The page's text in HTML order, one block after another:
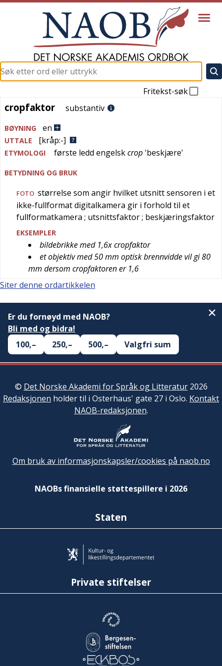
Fritekst-søk
cropfaktor
cropfaktor substantiv
BØYNING en
UTTALE [kråp:-]
ETYMOLOGI første ledd engelskcrop 'beskjære'
BETYDNING OG BRUK
FOTO størrelse som angir hvilket utsnitt sensoren i et
ikke-fullformat digitalkamera gir i forhold til et
fullformatkamera ; utsnittsfaktor; beskjæringsfaktor
EKSEMPLER
bildebrikke med 1,6x cropfaktor
et objektiv med 50 mm optisk brennvidde vil gi 80
mm dersom cropfaktoren er 1,6
Siter denne ordartikkelen
Er du fornøyd med NAOB?
Bli med og bidra!
100,–
250,– 500,– Valgfri sum
© Det Norske Akademi for Språk og Litteratur2026
Redaksjonen holder til i Osterhaus' gate 27 i Oslo. Kontakt
NAOB-redaksjonen.
Om bruk av informasjonskapsler/cookies på naob.no
NAOBs finansielle støttespillere i 2026
Staten
Private stiftelser